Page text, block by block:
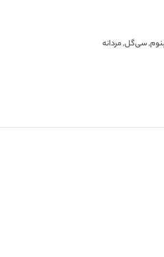
,سی‌گل,مردانه